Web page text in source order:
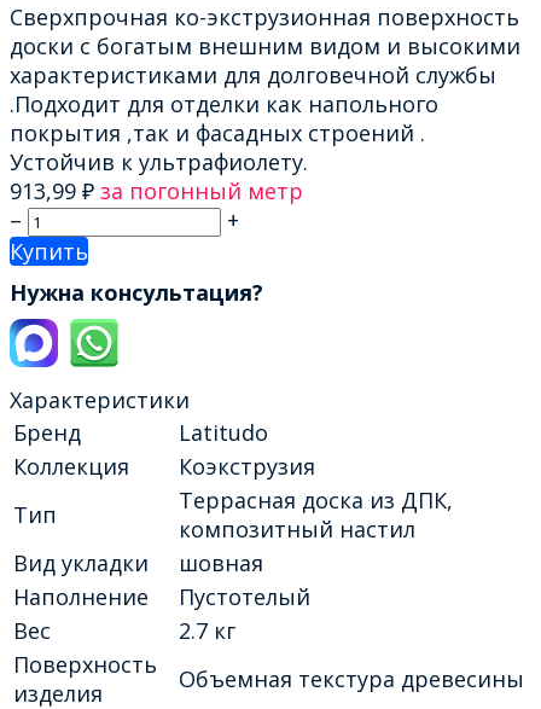
Сверхпрочная ко-экструзионная поверхность
доски с богатым внешним видом и высокими
характеристиками для долговечной службы
.Подходит для отделки как напольного
покрытия ,так и фасадных строений .
Устойчив к ультрафиолету.
913,99 ₽ за погонный метр
–
+
Купить
Нужна консультация?
Характеристики
Бренд
Latitudo
Коллекция
Коэкструзия
Тип
Террасная доска из ДПК,
композитный настил
Вид укладки
шовная
Наполнение
Пустотелый
Вес
2.7 кг
Поверхность
изделия
Объемная текстура древесины